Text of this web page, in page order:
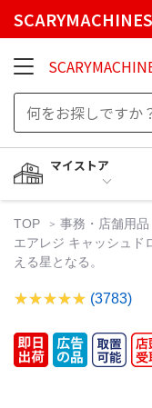
マイストア
TOP 事務・店舗用品
エアレジ キャッシュド
える星となる。
(3783)